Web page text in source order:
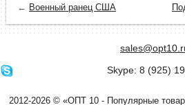
← Военный ранец США
Skype: 8 (925)
2012-2026 © «ОПТ 10 - Популярные